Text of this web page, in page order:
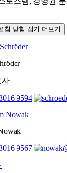
침 닫힘 접기 더보기
사
9594
9567